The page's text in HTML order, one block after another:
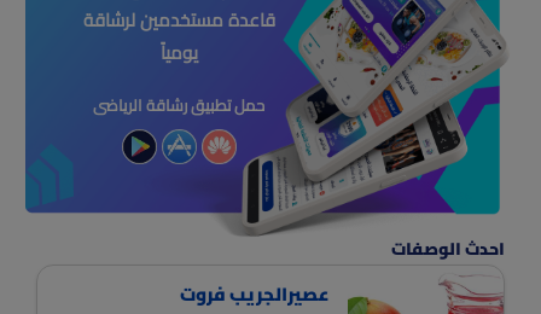
قاعدة مستخدمين لرشاقة
يومياً
حمل تطبيق رشاقة الرياضى
احدث الوصفات
عصيرالجريب فروت